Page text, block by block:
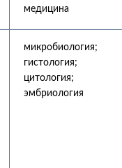
медицина
микробиология;
гистология;
цитология;
эмбриология